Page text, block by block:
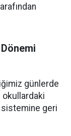
günlerde
geri